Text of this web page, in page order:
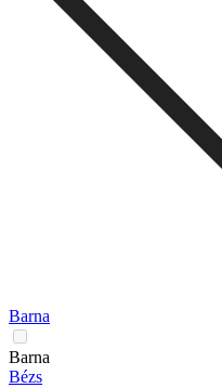
Barna
Barna
Bézs